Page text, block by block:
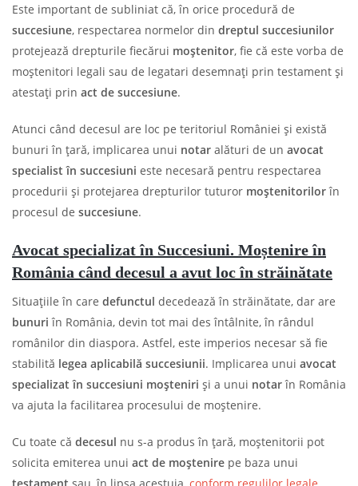
Este important de subliniat că, în orice procedură de
succesiune, respectarea normelor din dreptul succesiunilor
protejează drepturile fiecărui moștenitor, fie că este vorba de
moștenitori legali sau de legatari desemnați prin testament și
atestați prin act de succesiune.
Atunci când decesul are loc pe teritoriul României și există
bunuri în țară, implicarea unui notar alături de un avocat
specialist în succesiuni este necesară pentru respectarea
procedurii și protejarea drepturilor tuturor moștenitorilorîn
procesul de succesiune.
Avocat specializat în Succesiuni. Moștenire în
România când decesul a avut loc în străinătate
Situațiile în care defunctul decedează în străinătate, dar are
bunuri în România, devin tot mai des întâlnite, în rândul
românilor din diaspora. Astfel, este imperios necesar să fie
stabilită legea aplicabilă succesiunii. Implicarea unui avocat
specializat în succesiuni moșteniri și a unui notarîn România
va ajuta la facilitarea procesului de moștenire.
Cu toate că decesul nu s-a produs în țară, moștenitorii pot
solicita emiterea unui act de moștenire pe baza unui
testament sau, în lipsa acestuia, conform regulilor legale